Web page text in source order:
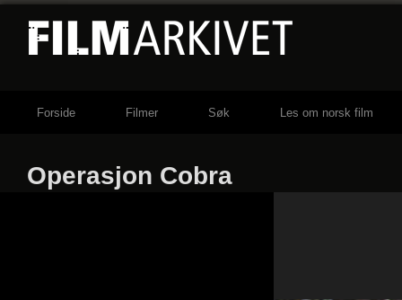
Forside Filmer Søk Les om norsk film
Operasjon Cobra